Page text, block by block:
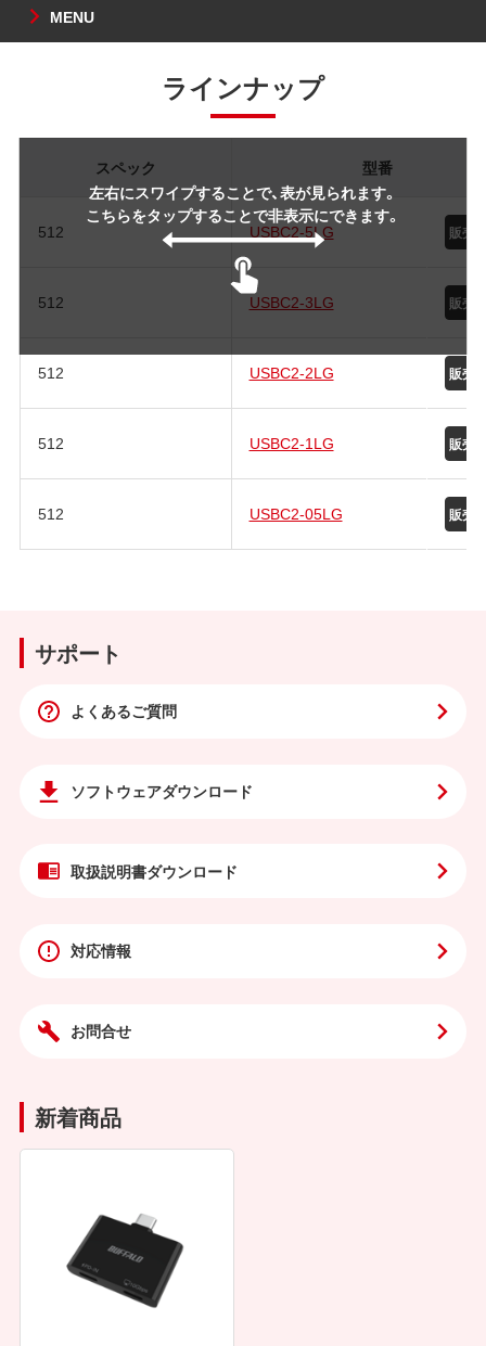
MENU
ラインナップ
左右にスワイプすることで、表が見られます。
こちらをタップすることで非表示にできます。
スペック 型番
512 USBC2-5LG
512 USBC2-3LG
512 USBC2-2LG
512 USBC2-1LG
512 USBC2-05LG
サポート
よくあるご質問
ソフトウェアダウンロード
取扱説明書ダウンロード
対応情報
お問合せ
新着商品